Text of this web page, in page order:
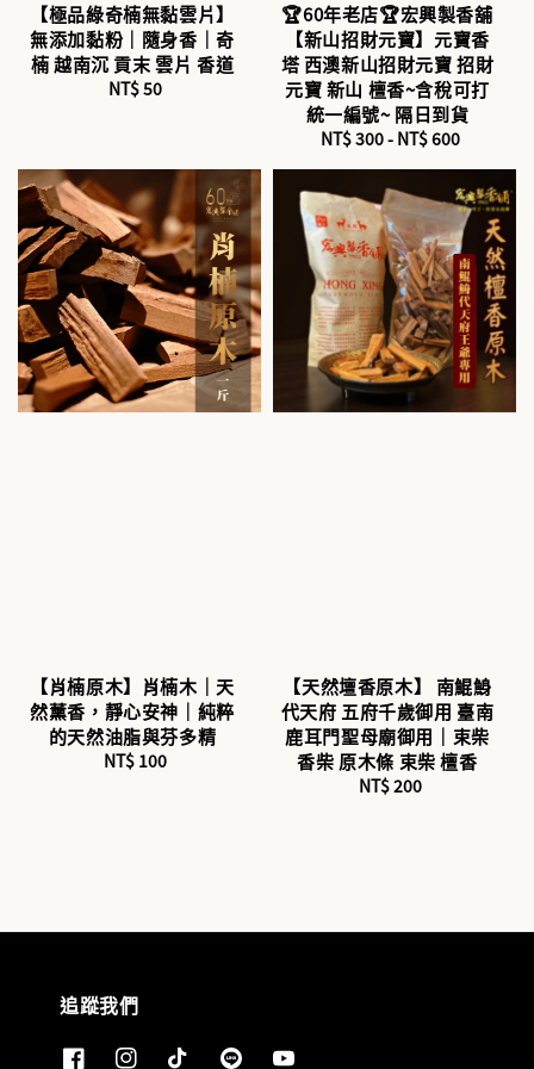
【極品綠奇楠無黏雲片】
無添加黏粉｜隨身香｜奇
楠 越南沉 貢末 雲片 香道
Regular
NT$ 50
🏆60年老店🏆宏興製香舖
【新山招財元寶】元寶香
塔 西澳新山招財元寶 招財
元寶 新山 檀香~含稅可打
統一編號~ 隔日到貨
Regular
price
NT$ 300- NT$ 600
【肖楠原木】肖楠木｜天
然薰香，靜心安神｜純粹
的天然油脂與芬多精
Regular
NT$ 100
【天然壇香原木】 南鯤鯓
代天府 五府千歲御用 臺南
鹿耳門聖母廟御用｜束柴
香柴 原木條 束柴 檀香
Regular
NT$ 200
追蹤我們